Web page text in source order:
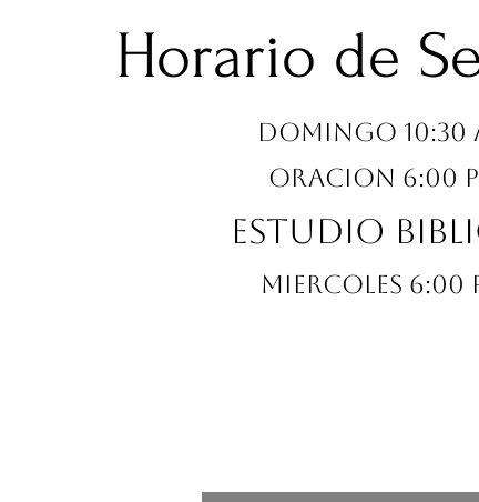
Horario de
Domingo 10:30
Oracion 6:00
Estudio
Miercoles 6:00